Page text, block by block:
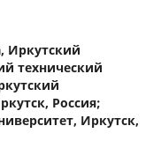
Иркутский
технический
Россия;
Иркутск,